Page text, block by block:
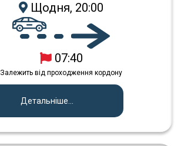
Щодня, 20:00
07:40
Залежить від проходження кордону
Детальніше...